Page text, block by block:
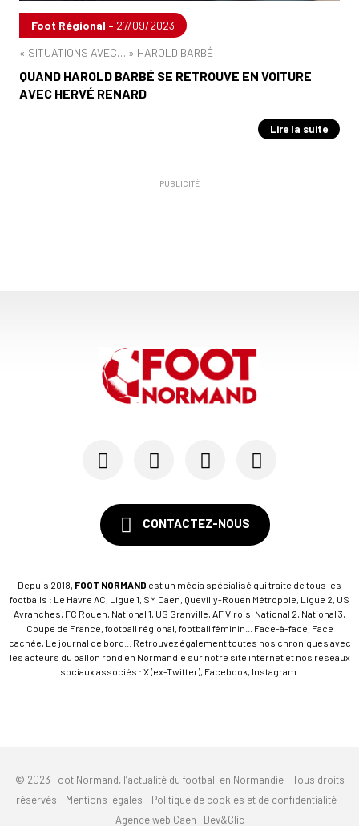
Foot Régional - 27/09/2023
« SITUATIONS AVEC… » HAROLD BARBÉ
QUAND HAROLD BARBÉ SE RETROUVE EN VOITURE
AVEC HERVÉ RENARD
Lire la suite
PUBLICITÉ
CONTACTEZ-NOUS
Depuis 2018, FOOT NORMAND est un média spécialisé qui traite de tous les
footballs : Le Havre AC, Ligue 1, SM Caen, Quevilly-Rouen Métropole, Ligue 2, US
Avranches, FC Rouen, National 1, US Granville, AF Virois, National 2, National 3,
Coupe de France, football régional, football féminin... Face-à-face, Face
cachée, Le journal de bord... Retrouvez également toutes nos chroniques avec
les acteurs du ballon rond en Normandie sur notre site internet et nos réseaux
sociaux associés : X (ex-Twitter), Facebook, Instagram.
© 2023 Foot Normand, l’actualité du football en Normandie - Tous droits
réservés - Mentions légales - Politique de cookies et de confidentialité-
Agence web Caen : Dev&Clic